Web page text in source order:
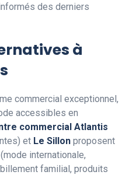
des derniers
à
commercial exceptionnel,
accessibles en
commercial Atlantis
et Le Sillon proposent
(mode internationale,
familial, produits